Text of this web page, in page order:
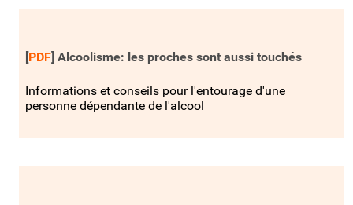
[PDF] Alcoolisme: les proches sont aussi touchés
Informations et conseils pour l'entourage d'une
personne dépendante de l'alcool